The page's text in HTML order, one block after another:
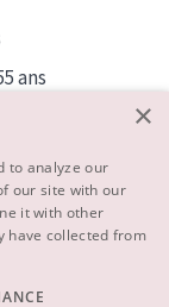
ans
×
to analyze our
our site with our
it with other
have collected from